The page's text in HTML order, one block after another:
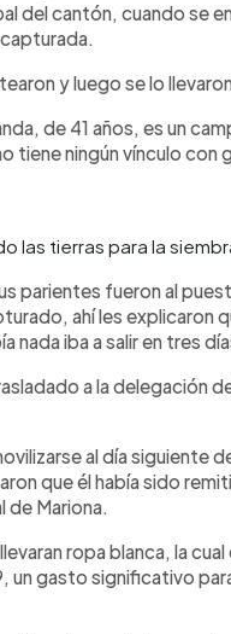
del cantón, cuando se
y luego se lo
de 41 años, es un
tiene ningún vínculo con
las tierras para la
parientes fueron al
ahí les explicaron
nada iba a salir en tres
a la delegación
al día siguiente
que él había sido
de Mariona.
ropa blanca, la
un gasto significativo